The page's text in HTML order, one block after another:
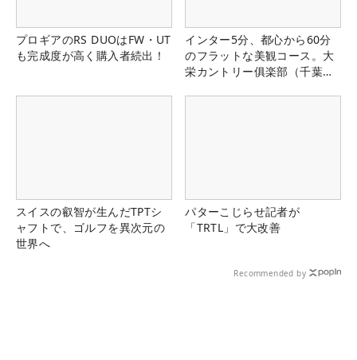
プロギアのRS DUOはFW・UT
も完成度が高く購入者続出！
インター5分、都心から60分
のフラットな美観コース。大
栄カントリー俱楽部（千葉
スイスの叡智が生んだTPTシ
ャフトで、ゴルフを異次元の
世界へ
パターこじらせ記者が
「TRTL」で大改善
Recommended by